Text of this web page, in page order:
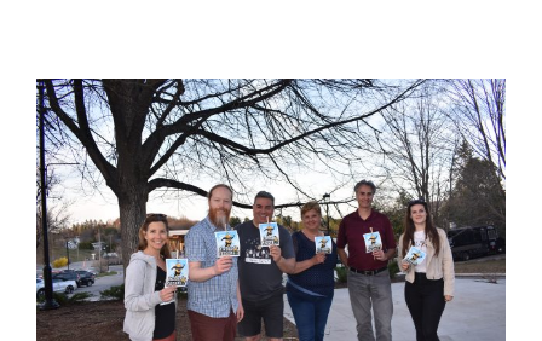
CONTACT
FOIRE AUX QUESTIONS (FAQ)